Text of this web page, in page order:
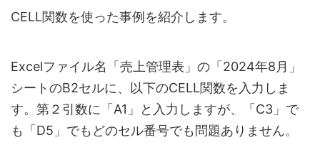
CELL関数を使った事例を紹介します。
Excelファイル名「売上管理表」の「2024年8月」
シートのB2セルに、以下のCELL関数を入力しま
す。第２引数に「A1」と入力しますが、「C3」で
も「D5」でもどのセル番号でも問題ありません。